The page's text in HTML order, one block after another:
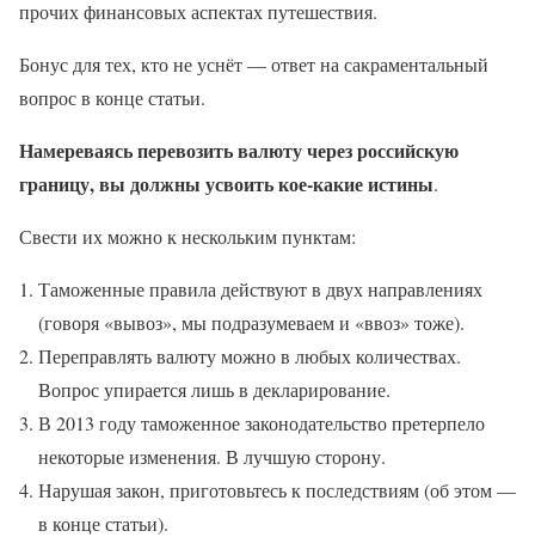
прочих финансовых аспектах путешествия.
Бонус для тех, кто не уснёт — ответ на сакраментальный
вопрос в конце статьи.
Намереваясь перевозить валюту через российскую
границу, вы должны усвоить кое-какие истины.
Свести их можно к нескольким пунктам:
Таможенные правила действуют в двух направлениях
(говоря «вывоз», мы подразумеваем и «ввоз» тоже).
Переправлять валюту можно в любых количествах.
Вопрос упирается лишь в декларирование.
В 2013 году таможенное законодательство претерпело
некоторые изменения. В лучшую сторону.
Нарушая закон, приготовьтесь к последствиям (об этом —
в конце статьи).